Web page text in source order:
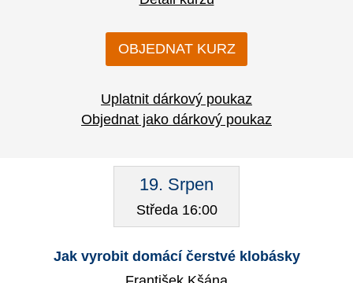
OBJEDNAT KURZ
Uplatnit dárkový poukaz
Objednat jako dárkový poukaz
19. Srpen
Středa 16:00
Jak vyrobit domácí čerstvé klobásky